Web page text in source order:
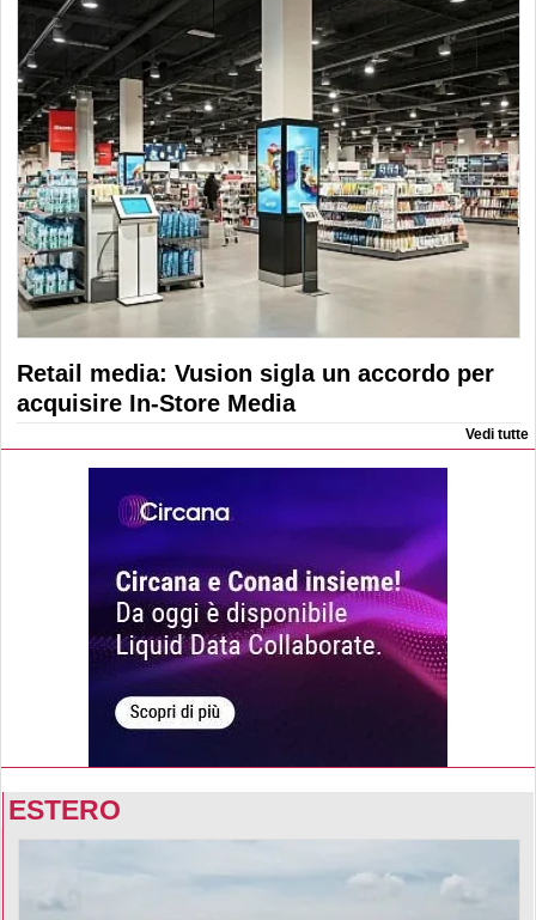
Retail media: Vusion sigla un accordo per
acquisire In-Store Media
Vedi tutte
ESTERO